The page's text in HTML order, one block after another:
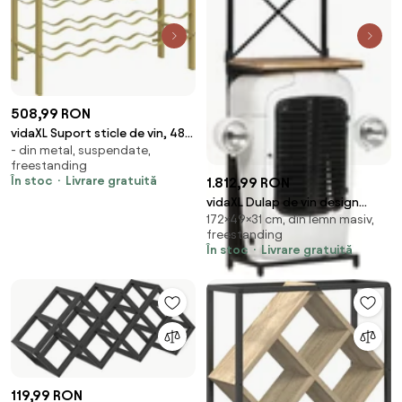
508,99 RON
vidaXL Suport sticle de vin, 48
sticle, auriu, metal
- din metal, suspendate,
freestanding
În stoc
Livrare gratuită 1.812,99 RON
vidaXL Dulap de vin design
tractor alb 49x31x172 cm
mango nefinisat
172×49×31 cm, din lemn masiv,
freestanding
În stoc
Livrare gratuită
119,99 RON